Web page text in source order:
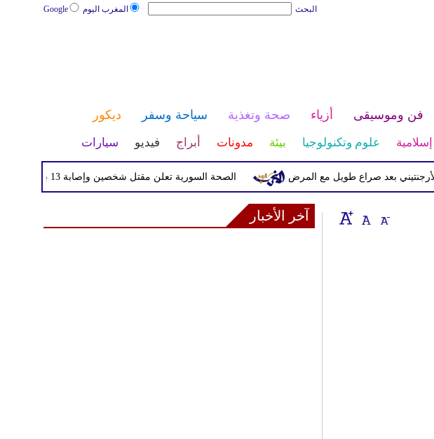
المغرب اليوم Google البحث
فن وموسيقى أزياء صحة وتغذية سياحة وسفر ديكور
إسلامية علوم وتكنولوجيا بيئة مدونات أبراج فيديو سيارات
الصحة السورية تعلن مقتل شخصين وإصابة 13 بانفجار مركبة قرب دمشق بعد صراع طويل مع المرض
آخر الأخبار